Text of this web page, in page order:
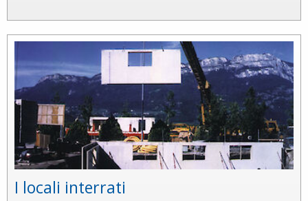
I locali interrati